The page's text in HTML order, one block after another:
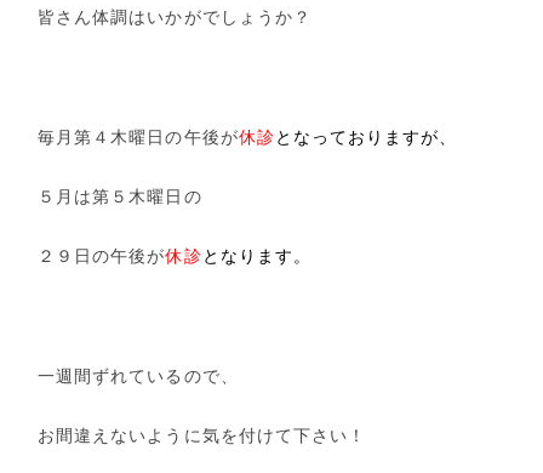
皆さん体調はいかがでしょうか？
毎月第４木曜日の午後が休診となっておりますが、
５月は第５木曜日の
２９日の午後が休診となります。
一週間ずれているので、
お間違えないように気を付けて下さい！